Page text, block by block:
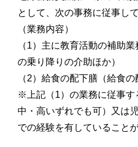
として、次の事務に従事し
（業務内容）
（1）主に教育活動の補助
の乗り降りの介助ほか）
（2）給食の配下膳（給食の
※上記（1）の業務に従事す
中・高いずれでも可）又は
での経験を有していること